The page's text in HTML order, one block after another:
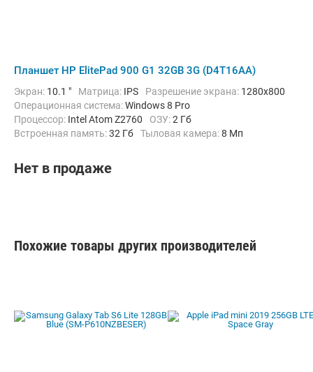
Планшет HP ElitePad 900 G1 32GB 3G (D4T16AA)
Экран: 10.1 " Матрица: IPS Разрешение экрана: 1280x800
Операционная система:Windows 8 Pro
Процессор: Intel Atom Z2760 ОЗУ:2 Гб
Встроенная память:32 Гб Тыловая камера:8 Мп
Нет в продаже
Похожие товары других производителей